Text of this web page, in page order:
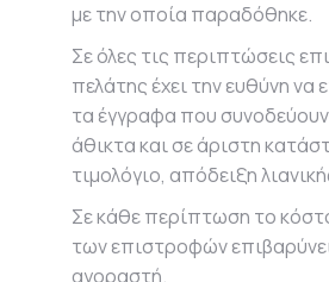
με την οποία παραδόθηκε.
Σε όλες τις περιπτώσεις
πελάτης έχει την ευθύνη να
τα έγγραφα που
άθικτα και σε άριστη
τιμολόγιο, απόδειξη
Σε κάθε περίπτωση το
των επιστροφών
αγοραστή.